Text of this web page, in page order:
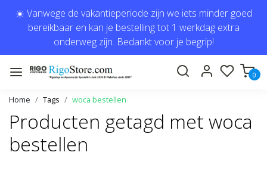
☀️ Vanwege de vakantieperiode zijn we iets minder goed
bereikbaar en kan je bestelling tot 1 werkdag extra
onderweg zijn. Bedankt voor je begrip!
0
Home Tags woca bestellen
Producten getagd met woca
bestellen